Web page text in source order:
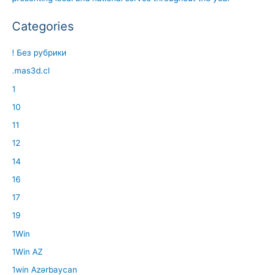
Categories
! Без рубрики
.mas3d.cl
1
10
11
12
14
16
17
19
1Win
1Win AZ
1win Azərbaycan